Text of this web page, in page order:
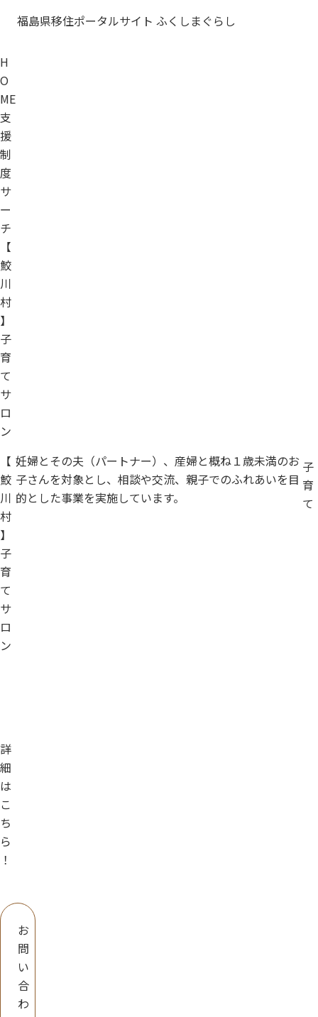
福島県移住ポータルサイト ふくしまぐらし
H
O
ME
支
援
制
度
サ
ー
チ
【
鮫
川
村
】
子
育
て
サ
ロ
ン
【
鮫
川
村
】
子
育
て
サ
ロ
ン
妊婦とその夫（パートナー）、産婦と概ね１歳未満のお
子さんを対象とし、相談や交流、親子でのふれあいを目
的とした事業を実施しています。
子
育
て
詳
細
は
こ
ち
ら
！
お
問
い
合
わ